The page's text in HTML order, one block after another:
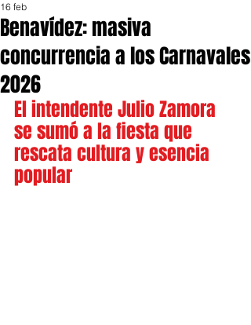
Benavídez: masiva
concurrencia a los Carnavales
2026
16 feb
El intendente Julio Zamora
se sumó a la fiesta que
rescata cultura y esencia
popular